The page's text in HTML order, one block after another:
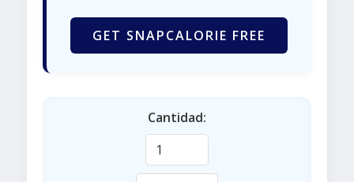
GET SNAPCALORIE FREE
Cantidad: